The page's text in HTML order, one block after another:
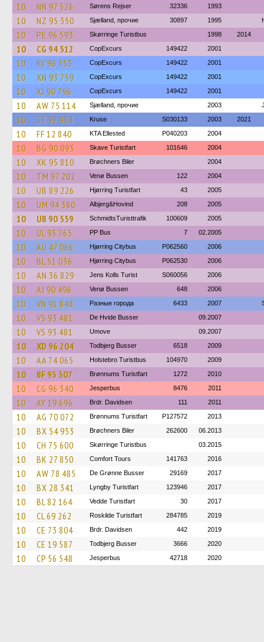
10 NN 97 526 Sørens Rejser 32336 1993
10 NZ 95 350 Sjælland, прочие 30897 1995
10 PE 96 593 Skørringe Turistbus 1998 2014
10 CG 94 512 CopExcurs 149422 2001
10 RV 96 353 CopExcurs 149422 2001
10 XN 93 759 CopExcurs 149422 2001
10 XJ 90 796 CopExcurs 149422 2001
10 AW 75 114 Sjælland, прочие 2003
10 ST 97 934 Kruse S030133 2003 2021
10 FF 12 840 KTA Ellested P040203 2004
10 BG 90 093 Skave Turistfart 101646 2004
10 XK 95 810 Brøchners Biler 2004
10 TM 97 202 Venø Bussen 122 2004
10 UB 89 226 Hjørring Turistfart 43 2005
10 UM 94 380 Albjerg&Hovind 208 2005
10 UB 90 559 SchmidtsTuristtrafik 100609 2005
10 UL 93 765 PP Bus 7 02.2005
10 AU 47 066 Hjørring Citybus P062560 2006
10 BL 51 036 Hjørring Citybus P062530 2006
10 AN 36 829 Jens Kolls Turist S060056 2006
10 AJ 90 496 Venø Bussen 648 2006
10 VN 91 848 Разные города 6433 2007
10 VS 93 481 De Hvide Busser 09.2007
10 VS 93 481 Umove 09.2007
10 XD 96 204 Todbjerg Busser 6518 2009
10 AA 74 065 Holstebro Turistbus 104970 2009
10 BF 93 307 Brønnums Turistfart 1272 2010
10 CG 96 340 Jesperbus 8476 2011
10 AY 19 696 Brdr. Davidsen 111 2011
10 AG 70 072 Brønnums Turistfart P127572 2013
10 BX 54 953 Brøchners Biler 262600 06.2013
10 CH 75 600 Skørringe Turistbus 03.2015
10 BK 27 850 Comfort Tours 141763 2016
10 AW 78 485 De Grønne Busser 29169 2017
10 BX 28 341 Lyngby Turistfart 123946 2017
10 BL 82 164 Vedde Turistfart 30 2017
10 CL 69 262 Roskilde Turistfart 284785 2019
10 CE 73 804 Brdr. Davidsen 442 2019
10 CE 19 587 Todbjerg Busser 3666 2020
10 CP 56 548 Jesperbus 42718 2020